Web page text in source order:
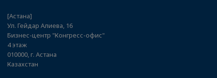
[Астана]
Ул. Гейдар Алиева, 16
Бизнес-центр "Конгресс-офис"
4 этаж
010000, г. Астана
Казахстан